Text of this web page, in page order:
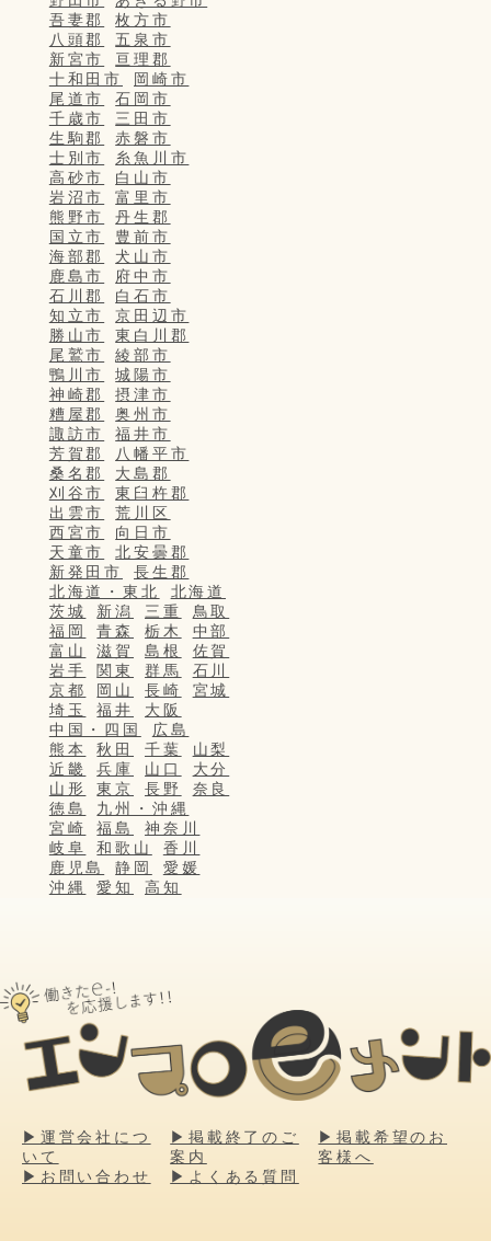
吾妻郡
枚方市
八頭郡
五泉市
新宮市
亘理郡
十和田市
岡崎市
尾道市
石岡市
千歳市
三田市
生駒郡
赤磐市
士別市
糸魚川市
高砂市
白山市
岩沼市
富里市
熊野市
丹生郡
国立市
豊前市
海部郡
犬山市
鹿島市
府中市
石川郡
白石市
知立市
京田辺市
勝山市
東白川郡
尾鷲市
綾部市
鴨川市
城陽市
神崎郡
摂津市
糟屋郡
奥州市
諏訪市
福井市
芳賀郡
八幡平市
桑名郡
大島郡
刈谷市
東臼杵郡
出雲市
荒川区
西宮市
向日市
天童市
北安曇郡
新発田市
長生郡
北海道・東北
北海道
茨城
新潟 三重
鳥取
福岡
青森 栃木
中部
富山
滋賀 島根
佐賀
岩手
関東 群馬
石川
京都
岡山 長崎
宮城
埼玉
福井
大阪
中国・四国
広島
熊本
秋田 千葉
山梨
近畿
兵庫 山口
大分
山形
東京 長野
奈良
徳島
九州・沖縄
宮崎
福島
神奈川
岐阜
和歌山
香川
鹿児島
静岡
愛媛
沖縄
愛知 高知
▶運営会社につ
いて
▶掲載終了のご
案内
▶掲載希望のお
客様へ
▶お問い合わせ
▶よくある質問